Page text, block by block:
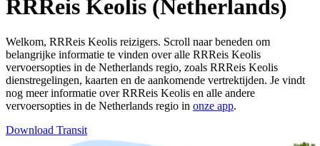
RRReis Keolis (Netherlands)
Welkom, RRReis Keolis reizigers. Scroll naar beneden om
belangrijke informatie te vinden over alle RRReis Keolis
vervoersopties in de Netherlands regio, zoals RRReis Keolis
dienstregelingen, kaarten en de aankomende vertrektijden. Je vindt
nog meer informatie over RRReis Keolis en alle andere
vervoersopties in de Netherlands regio in onze app.
Download Transit